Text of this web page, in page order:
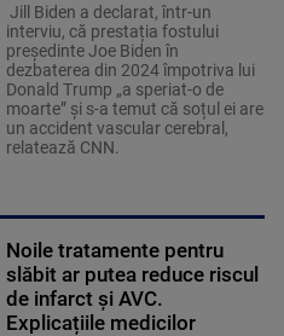
Jill Biden a declarat, într-un
interviu, că prestația fostului
președinte Joe Biden în
dezbaterea din 2024 împotriva lui
Donald Trump „a speriat-o de
moarte” și s-a temut că soțul ei are
un accident vascular cerebral,
relatează CNN.
Noile tratamente pentru
slăbit ar putea reduce riscul
de infarct și AVC.
Explicațiile medicilor